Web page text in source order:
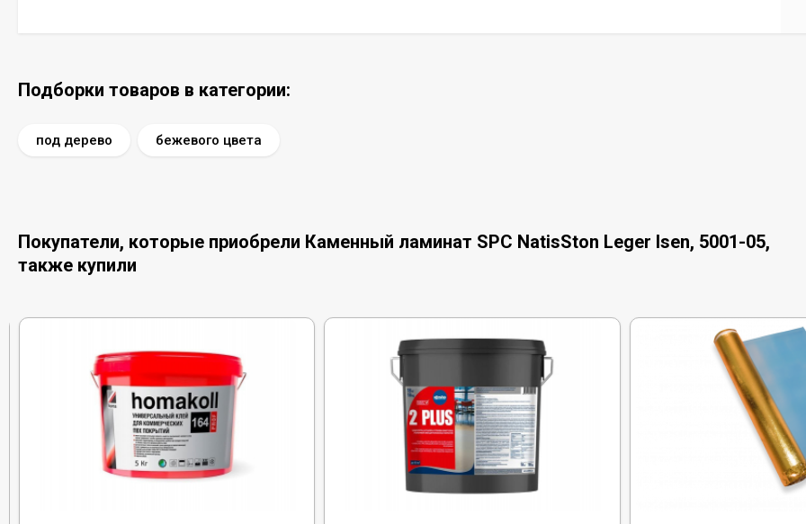
Подборки товаров в категории:
под дерево бежевого цвета
Покупатели, которые приобрели Каменный ламинат SPC NatisSton Leger Isen, 5001-05,
также купили